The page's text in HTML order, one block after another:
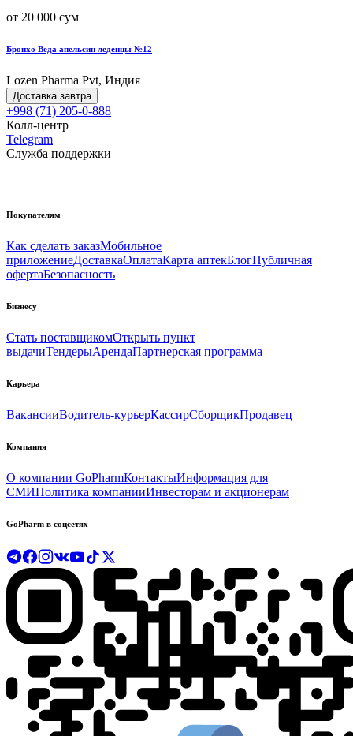
от 20 000 сум
Бронхо Веда апельсин леденцы №12
Lozen Pharma Pvt, Индия
Доставка завтра
+998 (71) 205-0-888
Колл-центр
Telegram
Служба поддержки
Покупателям
Как сделать заказМобильное
приложениеДоставкаОплатаКарта аптекБлогПубличная
офертаБезопасность
Бизнесу
Стать поставщикомОткрыть пункт
выдачиТендерыАрендаПартнерская программа
Карьера
ВакансииВодитель-курьерКассирСборщикПродавец
Компания
О компании GoPharmКонтактыИнформация для
СМИПолитика компанииИнвесторам и акционерам
GoPharm в соцсетях